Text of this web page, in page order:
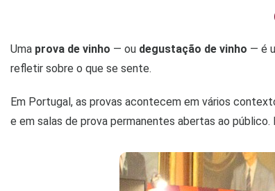
Uma prova de vinho — ou degustação de vinho — é
refletir sobre o que se sente.
Em Portugal, as provas acontecem em vários
e em salas de prova permanentes abertas ao